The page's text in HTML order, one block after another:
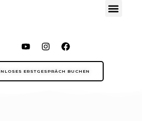
Menu
Y
o
u
u
b
I
n
s
a
g
F
a
c
b
o
ERSTGESPRÄCH BUCHEN